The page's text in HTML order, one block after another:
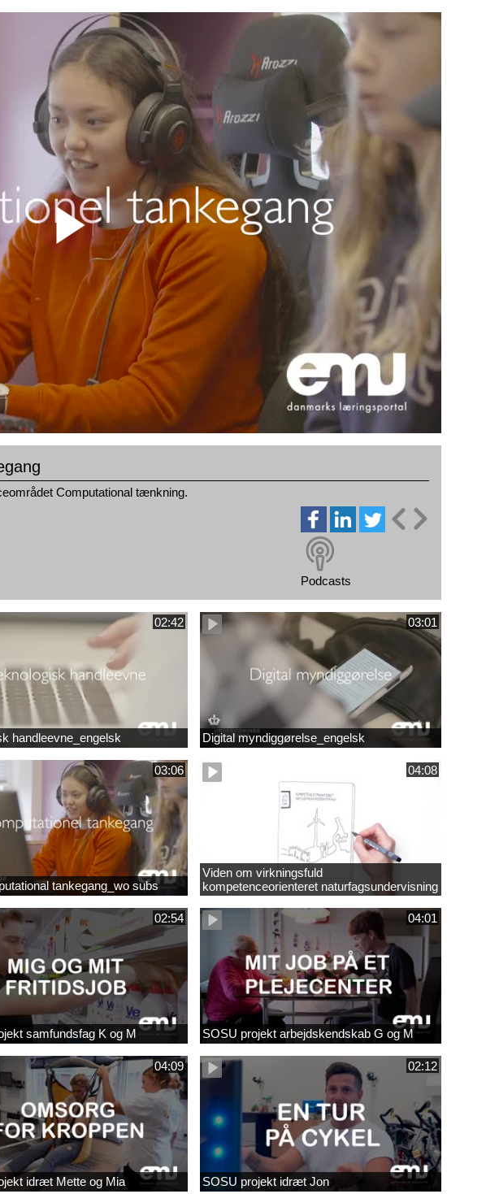
Computational tænkning.
Podcasts
02:42
handleevne_engelsk
03:01
Digital myndiggørelse_engelsk
03:06
tankegang_wo subs
04:08
Viden om virkningsfuld
kompetenceorienteret naturfagsundervisning
02:54
samfundsfag K og M
04:01
SOSU projekt arbejdskendskab G og M
04:09
idræt Mette og Mia
02:12
SOSU projekt idræt Jon